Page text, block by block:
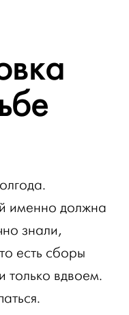
именно должна
знали,
есть сборы
только вдвоем.